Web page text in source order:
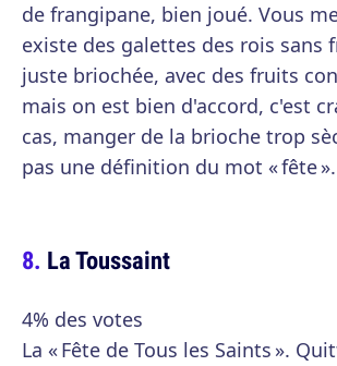
de frangipane, bien joué. Vous
existe des galettes des rois sans
juste briochée, avec des fruits
mais on est bien d'accord, c'est
cas, manger de la brioche trop
pas une définition du mot « fête ».
La Toussaint
4% des votes
La « Fête de Tous les Saints ».